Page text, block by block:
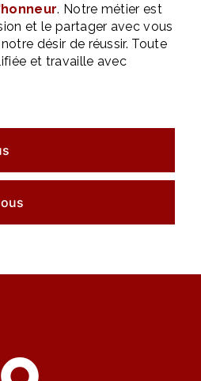
. Notre métier est
et le partager avec vous
désir de réussir. Toute
et travaille avec